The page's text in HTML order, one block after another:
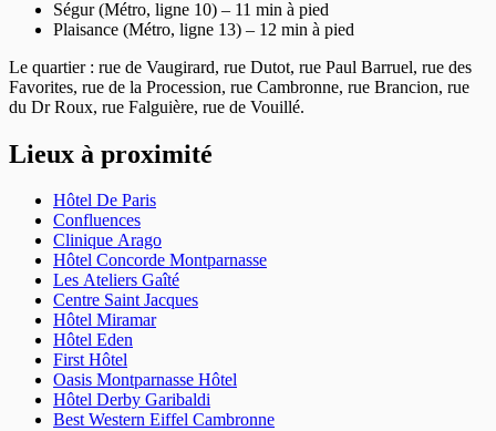
Ségur (Métro, ligne 10) – 11 min à pied
Plaisance (Métro, ligne 13) – 12 min à pied
Le quartier : rue de Vaugirard, rue Dutot, rue Paul Barruel, rue des
Favorites, rue de la Procession, rue Cambronne, rue Brancion, rue
du Dr Roux, rue Falguière, rue de Vouillé.
Lieux à proximité
Hôtel De Paris
Confluences
Clinique Arago
Hôtel Concorde Montparnasse
Les Ateliers Gaîté
Centre Saint Jacques
Hôtel Miramar
Hôtel Eden
First Hôtel
Oasis Montparnasse Hôtel
Hôtel Derby Garibaldi
Best Western Eiffel Cambronne